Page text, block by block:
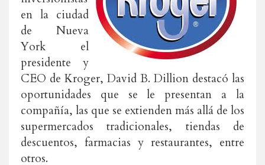
en la ciudad
de Nueva
York el
presidente y
CEO de Kroger, David B. Dillion destacó las
oportunidades que se le presentan a la
compañía, las que se extienden más allá de los
supermercados tradicionales, tiendas de
descuentos, farmacias y restaurantes, entre
otros.